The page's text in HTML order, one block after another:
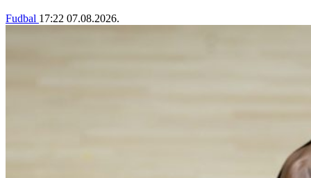
Fudbal 17:22 07.08.2026.